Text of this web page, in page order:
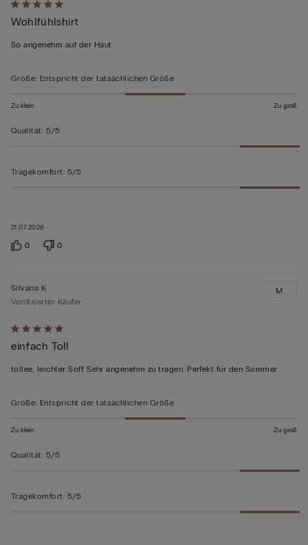
Mit
5
von
bewertet
21.07.2026
Wohlfühlshirt
So angenehm auf der Haut
Größe: Entspricht der tatsächlichen Größe
Zu klein Zu groß
Qualität: 5/5
Tragekomfort: 5/5
0 0
Mit
5
von
bewertet
Silvana K
Verifizierter Käufer
einfach Toll
tollee, leichter Soff. Sehr angenehm zu tragen. Perfekt für den Sommer
M
Größe: Entspricht der tatsächlichen Größe
Zu klein Zu groß
Qualität: 5/5
Tragekomfort: 5/5